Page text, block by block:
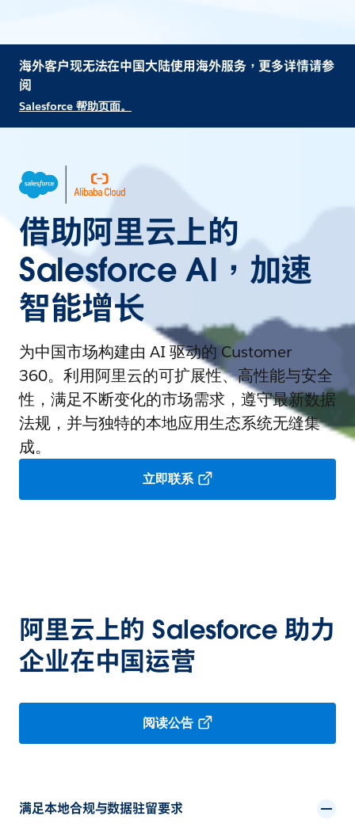
海外客户现无法在中国大陆使用海外服务，更多详情请参
阅
Salesforce 帮助页面。
借助阿里云上的
Salesforce AI，加速
智能增长
为中国市场构建由 AI 驱动的 Customer
360。利用阿里云的可扩展性、高性能与安全
性，满足不断变化的市场需求，遵守最新数据
法规，并与独特的本地应用生态系统无缝集
成。
立即联系
阿里云上的 Salesforce 助力
企业在中国运营
阅读公告
满足本地合规与数据驻留要求